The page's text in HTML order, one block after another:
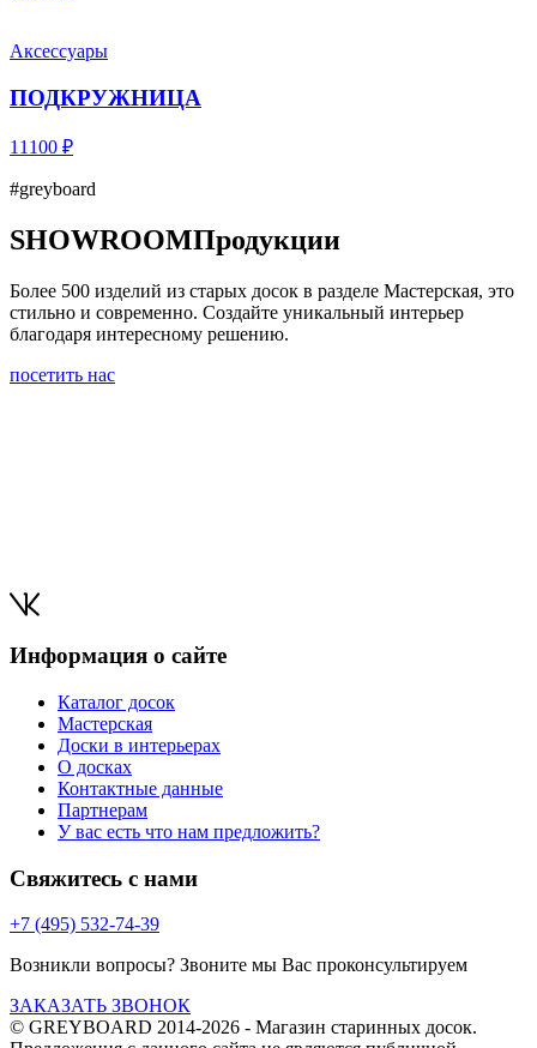
Аксессуары
ПОДКРУЖНИЦА
11100 ₽
#greyboard
SHOWROOMПродукции
Более 500 изделий из старых досок в разделе Мастерская, это
стильно и современно. Создайте уникальный интерьер
благодаря интересному решению.
посетить нас
Информация о сайте
Каталог досок
Мастерская
Доски в интерьерах
О досках
Контактные данные
Партнерам
У вас есть что нам предложить?
Свяжитесь с нами
+7 (495) 532-74-39
Возникли вопросы? Звоните мы Вас проконсультируем
ЗАКАЗАТЬ ЗВОНОК
© GREYBOARD 2014-2026 - Магазин старинных досок.